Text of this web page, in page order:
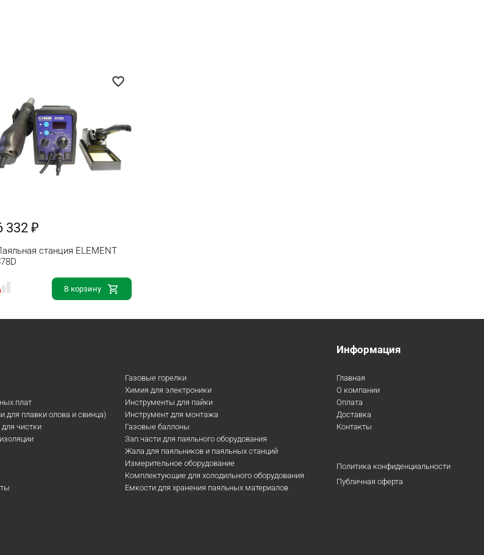
332 ₽
станция ELEMENT
В корзину
плат
для плавки олова и свинца)
чистки
Газовые горелки
Химия для электроники
Инструменты для пайки
Инструмент для монтажа
Газовые баллоны
Зап.части для паяльного оборудования
Жала для паяльников и паяльных станций
Измерительное оборудование
Комплектующие для холодильного оборудования
Емкости для хранения паяльных материалов
Информация
Главная
О компании
Оплата
Доставка
Контакты
Политика конфиденциальности
Публичная оферта